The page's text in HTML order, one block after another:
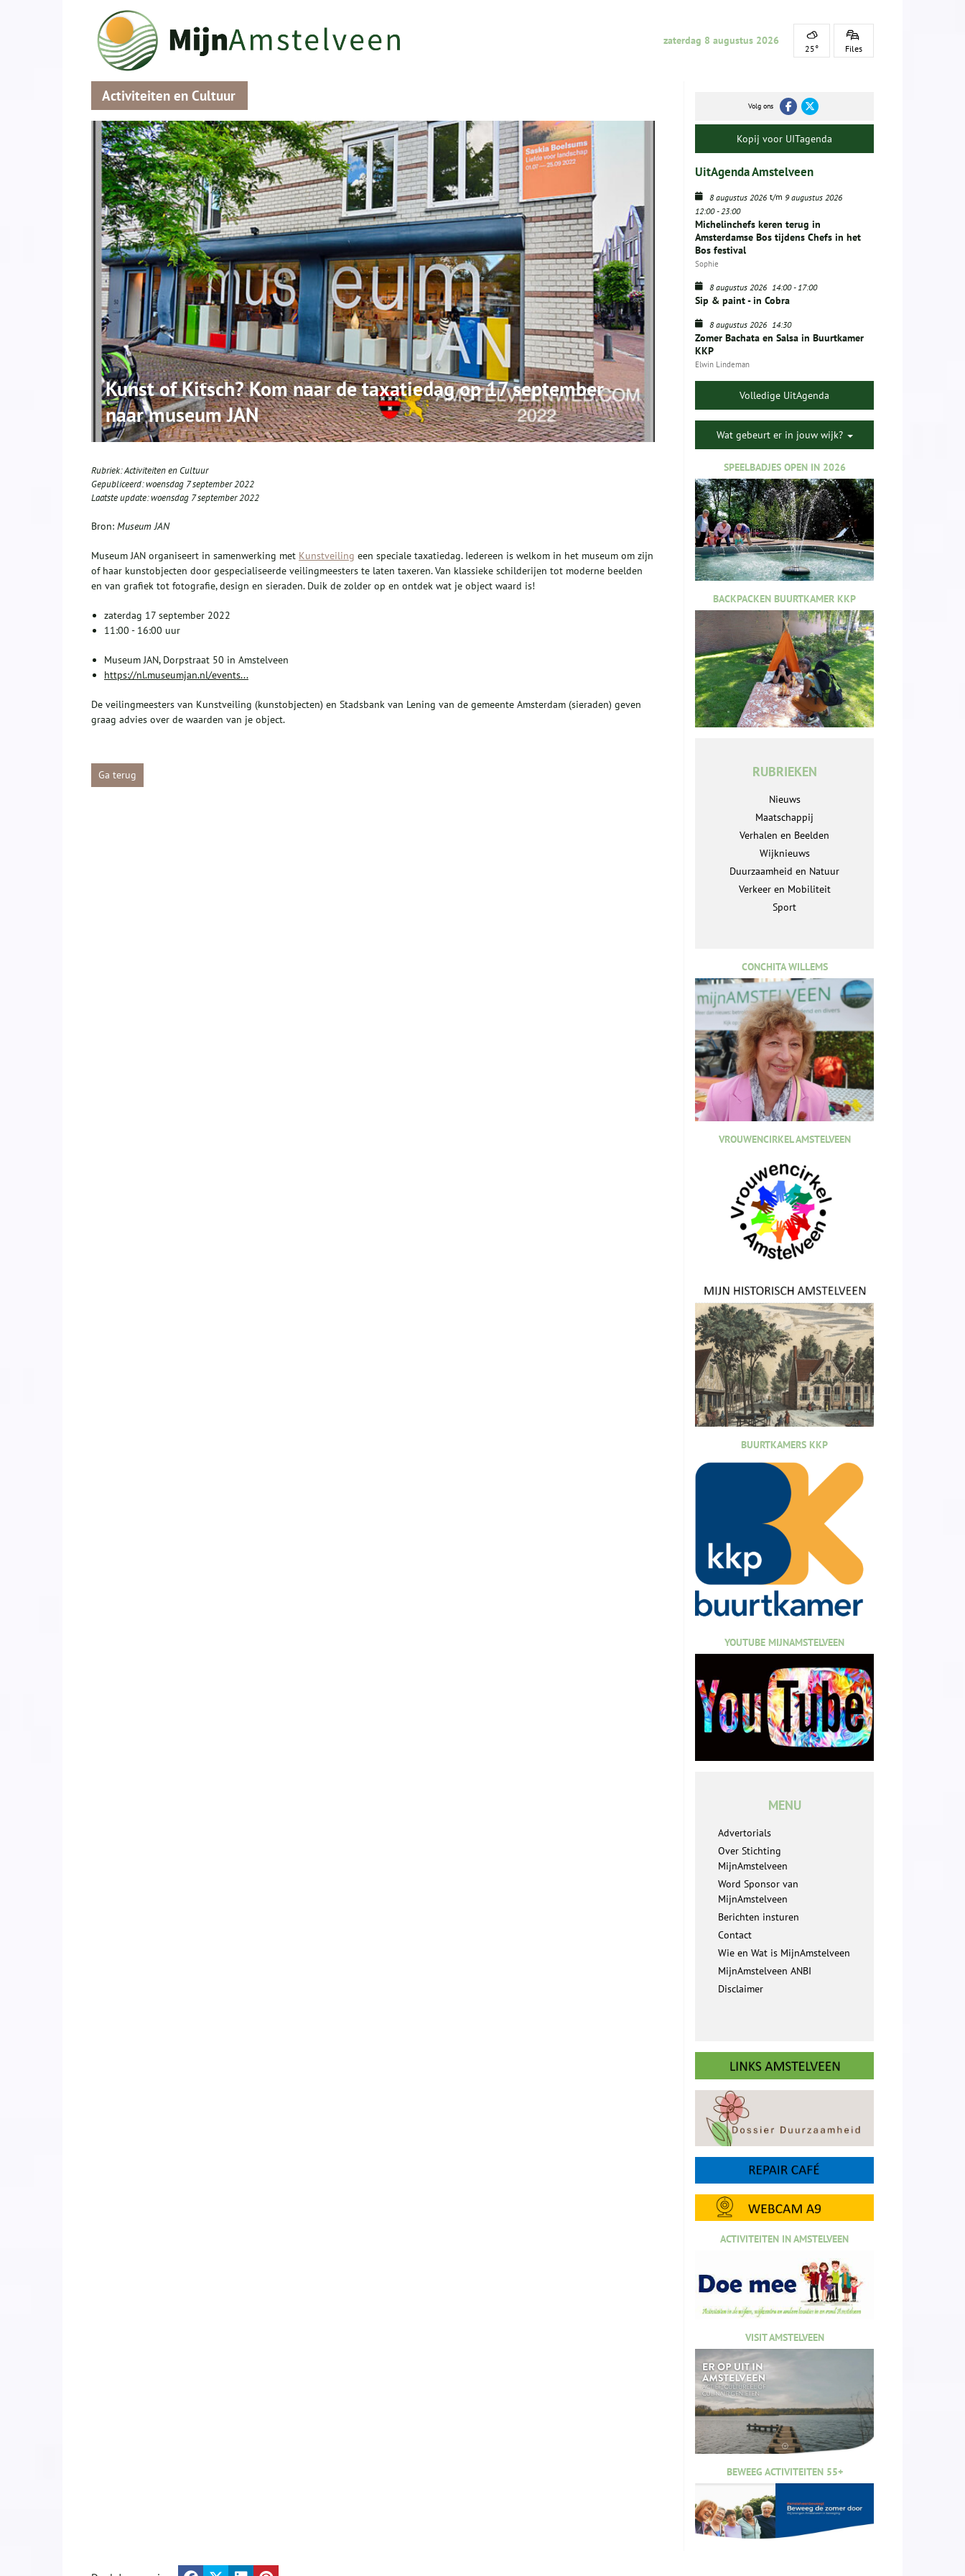
zaterdag 8 augustus 2026
25° Files
Activiteiten en Cultuur
Kunst of Kitsch? Kom naar de taxatiedag op 17 september
naar museum JAN
Rubriek:Activiteiten en Cultuur
Gepubliceerd:woensdag 7 september 2022
Laatste update:woensdag 7 september 2022
Bron: Museum JAN
Museum JAN organiseert in samenwerking met Kunstveiling een speciale taxatiedag. Iedereen is welkom in het museum om zijn
of haar kunstobjecten door gespecialiseerde veilingmeesters te laten taxeren. Van klassieke schilderijen tot moderne beelden
en van grafiek tot fotografie, design en sieraden. Duik de zolder op en ontdek wat je object waard is!
zaterdag 17 september 2022
11:00 - 16:00 uur
Museum JAN, Dorpstraat 50 in Amstelveen
https://nl.museumjan.nl/events...
De veilingmeesters van Kunstveiling (kunstobjecten) en Stadsbank van Lening van de gemeente Amsterdam (sieraden) geven
graag advies over de waarden van je object.
Ga terug
Volg ons
Kopij voor UITagenda
UitAgenda Amstelveen
8 augustus 2026 t/m 9 augustus 2026
12:00-23:00
Michelinchefs keren terug in
Amsterdamse Bos tijdens Chefs in het
Bos festival
Sophie
8 augustus 2026 14:00-17:00
Sip & paint - in Cobra
8 augustus 2026 14:30
Zomer Bachata en Salsa in Buurtkamer
KKP
Elwin Lindeman
Volledige UitAgenda
Wat gebeurt er in jouw wijk?
SPEELBADJES OPEN IN 2026
BACKPACKEN BUURTKAMER KKP
RUBRIEKEN
Nieuws
Maatschappij
Verhalen en Beelden
Wijknieuws
Duurzaamheid en Natuur
Verkeer en Mobiliteit
Sport
CONCHITA WILLEMS
VROUWENCIRKEL AMSTELVEEN
BUURTKAMERS KKP
YOUTUBE MIJNAMSTELVEEN
MENU
Advertorials
Over Stichting
MijnAmstelveen
Word Sponsor van
MijnAmstelveen
Berichten insturen
Contact
Wie en Wat is MijnAmstelveen
MijnAmstelveen ANBI
Disclaimer
ACTIVITEITEN IN AMSTELVEEN
VISIT AMSTELVEEN
BEWEEG ACTIVITEITEN 55+